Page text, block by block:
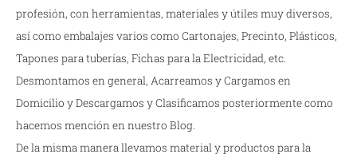
profesión, con herramientas, materiales y útiles muy diversos,
así como embalajes varios como Cartonajes, Precinto, Plásticos,
Tapones para tuberías, Fichas para la Electricidad, etc.
Desmontamos en general, Acarreamos y Cargamos en
Domicilio y Descargamos y Clasificamos posteriormente como
hacemos mención en nuestro Blog.
De la misma manera llevamos material y productos para la